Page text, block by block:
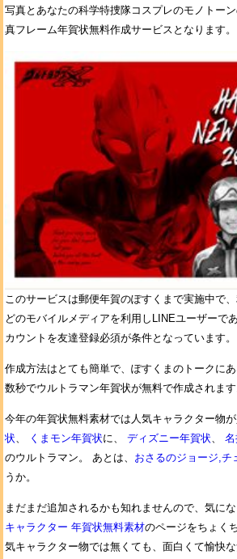
写真とあなたの科学特捜隊コスプレのモノトー
真フレーム年賀状無料作成サービスとなります。
このサービスは郵便年賀のぽすくまで実施中で
どのモバイルメディアを利用しLINEユーザーで
カウントを友達登録必須が条件となっています。
作成方法はとても簡単で、ぽすくまのトークにあ
数秒でウルトラマン年賀状が無料で作成されます
今年の年賀状無料素材では人気キャラクター物が
状、 くまモン年賀状に、 ディズニー年賀状、
のウルトラマン。 あとは、 おさるのジョージ,チ
うか。
まだまだ追加されるかも知れませんので、気にな
キャラクター 年賀状無料素材のページをちょく
気キャラクター物では無くても、面白くて愉快